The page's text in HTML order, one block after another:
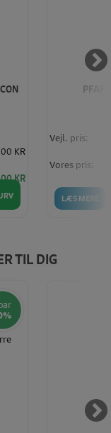
KR
KR
LÆS MERE
Vejl. pris:
Vores pris:
TIL DIG